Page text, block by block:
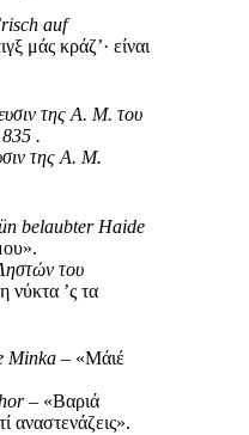
auf
μάς κράζ’· είναι
της Α. Μ. του
.
της Α. Μ.
belaubter Haide
του
νύκτα ’ς τα
Minka – «Μάιέ
– «Βαριά
αναστενάζεις».